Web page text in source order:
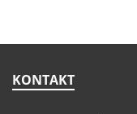
KONTAKT